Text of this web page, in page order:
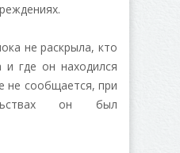
не раскрыла, кто
и где он находился
не сообщается, при
он был